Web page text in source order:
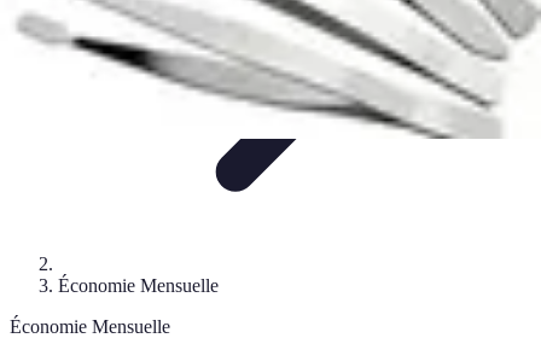
Économie Mensuelle
Économie Mensuelle